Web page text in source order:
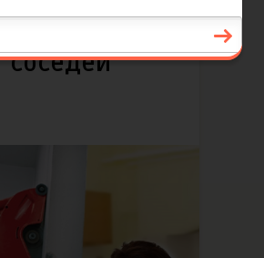
на
соседей